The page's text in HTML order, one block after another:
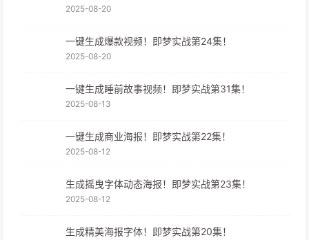
2025-08-20
一键生成爆款视频！即梦实战第24集！
2025-08-20
一键生成睡前故事视频！即梦实战第31集！
2025-08-13
一键生成商业海报！即梦实战第22集！
2025-08-12
生成摇曳字体动态海报！即梦实战第23集！
2025-08-12
生成精美海报字体！即梦实战第20集！